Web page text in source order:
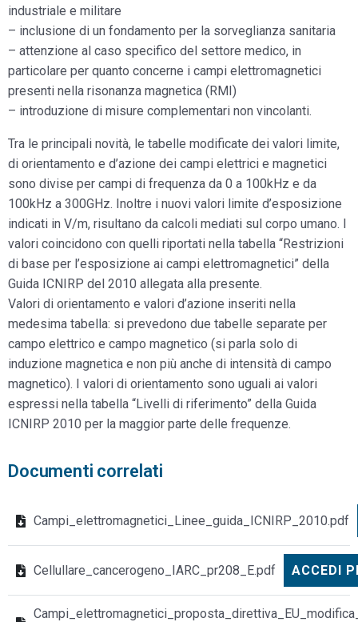
industriale e militare
– inclusione di un fondamento per la sorveglianza sanitaria
– attenzione al caso specifico del settore medico, in
particolare per quanto concerne i campi elettromagnetici
presenti nella risonanza magnetica (RMI)
– introduzione di misure complementari non vincolanti.
Tra le principali novità, le tabelle modificate dei valori limite,
di orientamento e d’azione dei campi elettrici e magnetici
sono divise per campi di frequenza da 0 a 100kHz e da
100kHz a 300GHz. Inoltre i nuovi valori limite d’esposizione
indicati in V/m, risultano da calcoli mediati sul corpo umano. I
valori coincidono con quelli riportati nella tabella “Restrizioni
di base per l’esposizione ai campi elettromagnetici” della
Guida ICNIRP del 2010 allegata alla presente.
Valori di orientamento e valori d’azione inseriti nella
medesima tabella: si prevedono due tabelle separate per
campo elettrico e campo magnetico (si parla solo di
induzione magnetica e non più anche di intensità di campo
magnetico). I valori di orientamento sono uguali ai valori
espressi nella tabella “Livelli di riferimento” della Guida
ICNIRP 2010 per la maggior parte delle frequenze.
Documenti correlati
Campi_elettromagnetici_Linee_guida_ICNIRP_2010.pdf
Cellullare_cancerogeno_IARC_pr208_E.pdf ACCEDI